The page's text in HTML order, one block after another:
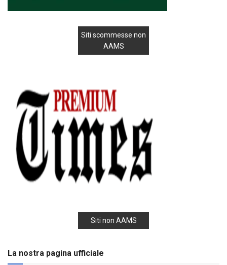
Siti scommesse non
AAMS
Siti non AAMS
La nostra pagina ufficiale